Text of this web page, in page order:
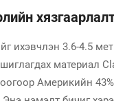
3.6-4.5
материал
Америкийн